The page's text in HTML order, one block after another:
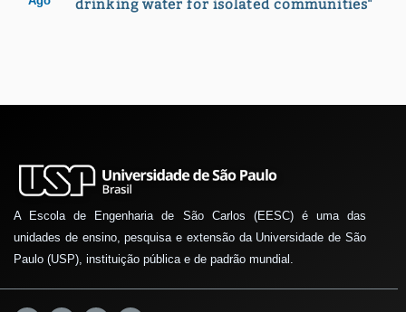
drinking water for isolated communities"
A Escola de Engenharia de São Carlos (EESC) é uma das
unidades de ensino, pesquisa e extensão da Universidade de São
Paulo (USP), instituição pública e de padrão mundial.